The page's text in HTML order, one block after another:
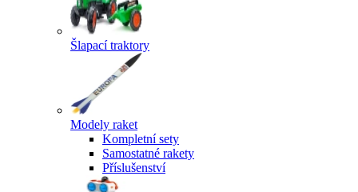
Šlapací traktory
Modely raket
Kompletní sety
Samostatné rakety
Příslušenství